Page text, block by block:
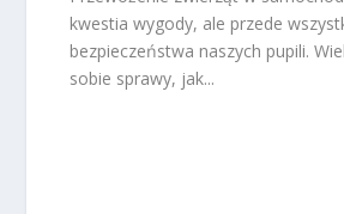
kwestia wygody, ale przede
bezpieczeństwa naszych pupili.
sobie sprawy, jak...